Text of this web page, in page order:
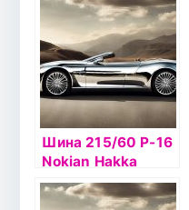
Шина 215/60 Р-16
Nokian Hakka
Green2 XL 99W б/
к